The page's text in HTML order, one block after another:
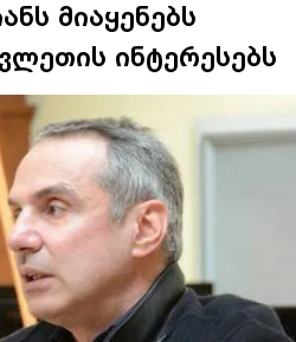
მიაყენებს
ინტერესებს